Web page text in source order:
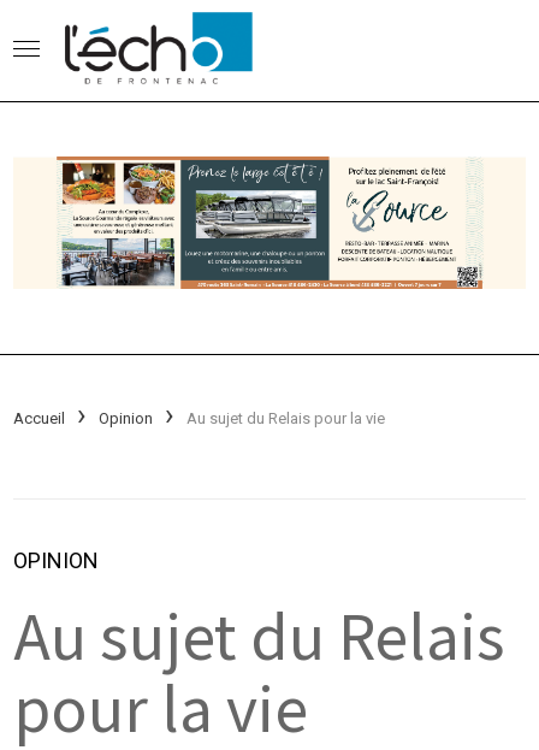
Accueil Opinion Au sujet du Relais pour la vie
OPINION
Au sujet du Relais
pour la vie